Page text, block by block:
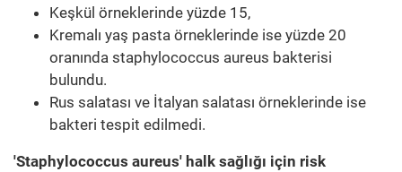
Keşkül örneklerinde yüzde 15,
Kremalı yaş pasta örneklerinde ise yüzde 20
oranında staphylococcus aureus bakterisi
bulundu.
Rus salatası ve İtalyan salatası örneklerinde ise
bakteri tespit edilmedi.
'Staphylococcus aureus' halk sağlığı için risk